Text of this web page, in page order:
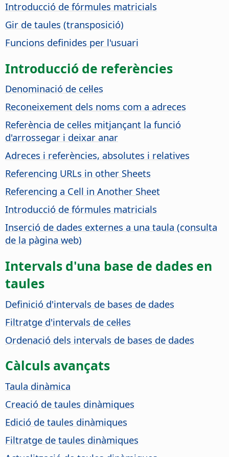
Introducció de fórmules matricials
Gir de taules (transposició)
Funcions definides per l'usuari
Introducció de referències
Denominació de cel·les
Reconeixement dels noms com a adreces
Referència de cel·les mitjançant la funció
d'arrossegar i deixar anar
Adreces i referències, absolutes i relatives
Referencing URLs in other Sheets
Referencing a Cell in Another Sheet
Introducció de fórmules matricials
Inserció de dades externes a una taula (consulta
de la pàgina web)
Intervals d'una base de dades en
taules
Definició d'intervals de bases de dades
Filtratge d'intervals de cel·les
Ordenació dels intervals de bases de dades
Càlculs avançats
Taula dinàmica
Creació de taules dinàmiques
Edició de taules dinàmiques
Filtratge de taules dinàmiques